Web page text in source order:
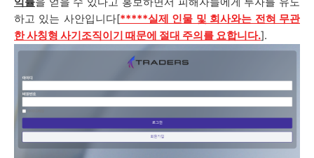
하고 있는 사안입니다[*****실제 인물 및 회사와는 전혀 무관
한 사칭형 사기조직이기 때문에 절대 주의를 요합니다.].